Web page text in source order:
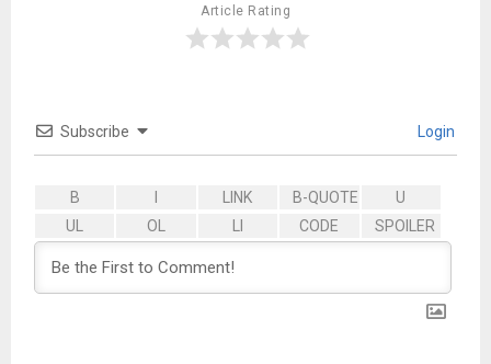
Article Rating
Subscribe Login